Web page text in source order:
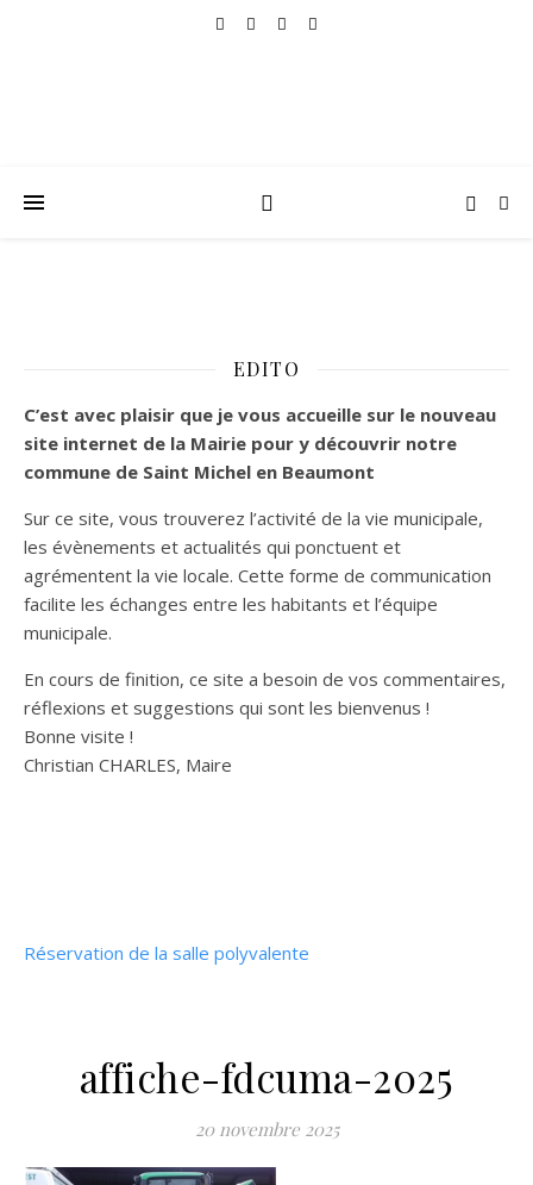
EDITO
C’est avec plaisir que je vous accueille sur le nouveau
site internet de la Mairie pour y découvrir notre
commune de Saint Michel en Beaumont
Sur ce site, vous trouverez l’activité de la vie municipale,
les évènements et actualités qui ponctuent et
agrémentent la vie locale. Cette forme de communication
facilite les échanges entre les habitants et l’équipe
municipale.
En cours de finition, ce site a besoin de vos commentaires,
réflexions et suggestions qui sont les bienvenus !
Bonne visite !
Christian CHARLES, Maire
Réservation de la salle polyvalente
affiche-fdcuma-2025
20 novembre 2025